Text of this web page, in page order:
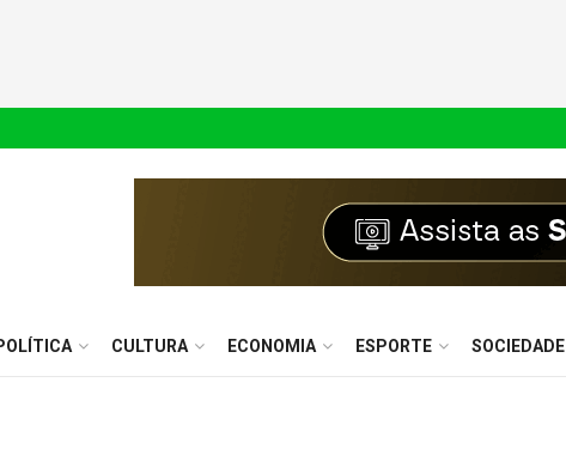
CULTURA ECONOMIA ESPORTE SOCIEDADE